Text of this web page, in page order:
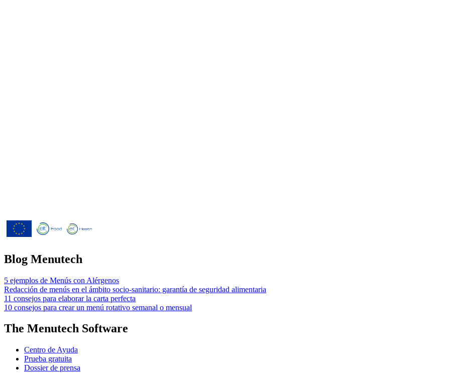
Blog Menutech
5 ejemplos de Menús con Alérgenos
Redacción de menús en el ámbito socio-sanitario: garantía de seguridad alimentaria
11 consejos para elaborar la carta perfecta
10 consejos para crear un menú rotativo semanal o mensual
The Menutech Software
Centro de Ayuda
Prueba gratuita
Dossier de prensa